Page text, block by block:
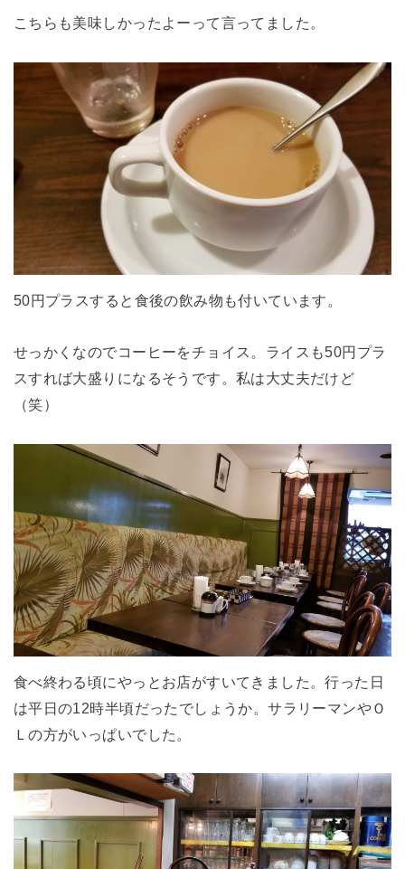
こちらも美味しかったよーって言ってました。
50円プラスすると食後の飲み物も付いています。
せっかくなのでコーヒーをチョイス。ライスも50円プラ
スすれば大盛りになるそうです。私は大丈夫だけど
（笑）
食べ終わる頃にやっとお店がすいてきました。行った日
は平日の12時半頃だったでしょうか。サラリーマンやＯ
Ｌの方がいっぱいでした。